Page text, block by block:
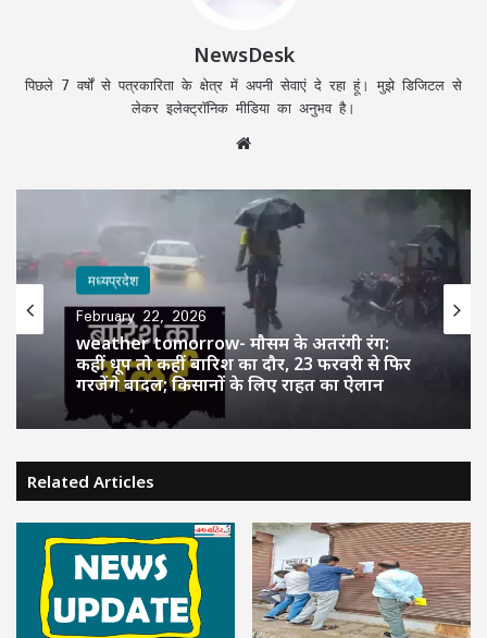
NewsDesk
पिछले 7 वर्षों से पत्रकारिता के क्षेत्र में अपनी सेवाएं दे रहा हूं। मुझे डिजिटल से
लेकर इलेक्ट्रॉनिक मीडिया का अनुभव है।
मध्यप्रदेश
February 22, 2026
weather tomorrow- मौसम के अतरंगी रंग:
कहीं धूप तो कहीं बारिश का दौर, 23 फरवरी से फिर
गरजेंगे बादल; किसानों के लिए राहत का ऐलान
Related Articles